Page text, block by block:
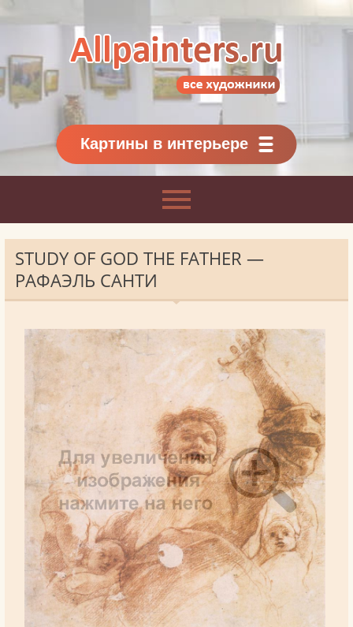
Картины классиков
и современников
Картины в интерьере
STUDY OF GOD THE FATHER —
РАФАЭЛЬ САНТИ